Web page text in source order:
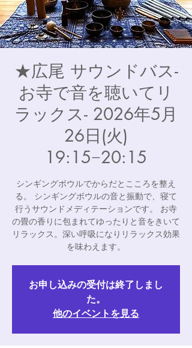
★広尾 サウンドバス-
お寺で音を聴いてリ
ラックス- 2026年5月
26日(火)
19:15−20:15
シンギングボウルでからだとこころを整え
る。 シンギングボウルの音と振動で、寝て
行うサウンドメディテーションです。 お寺
の畳の香りに包まれてゆったりと音をきいて
リラックス。深い呼吸になりリラックス効果
を味わえます。
お申し込みの受付は終了しまし
た。
他のイベントを見る